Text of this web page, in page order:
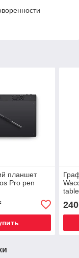
планшет
Pro pen